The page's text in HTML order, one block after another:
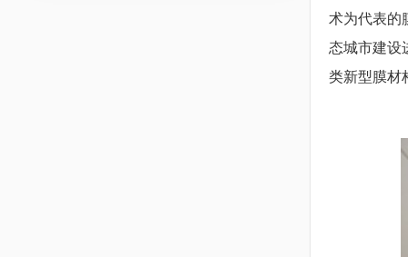
术为代表的
态城市建设
类新型膜材